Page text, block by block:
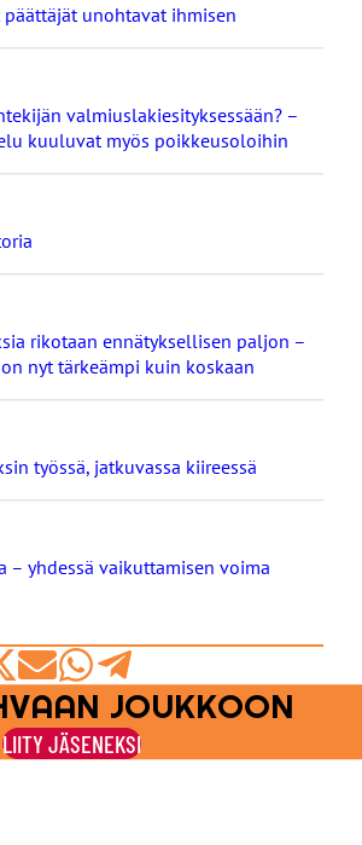
päättäjät unohtavat ihmisen
valmiuslakiesityksessään? –
kuuluvat myös poikkeusoloihin
rikotaan ennätyksellisen paljon –
nyt tärkeämpi kuin koskaan
työssä, jatkuvassa kiireessä
– yhdessä vaikuttamisen voima
Jaa
sähköpostilla
Jaa
WhatsAppilla
Jaa
Telegramilla
JOUKKOON
LIITY JÄSENEKSI